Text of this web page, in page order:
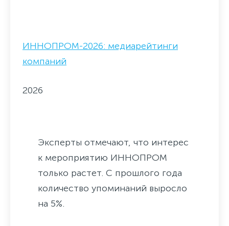
ИННОПРОМ-2026: медиарейтинги
компаний
2026
Эксперты отмечают, что интерес
к мероприятию ИННОПРОМ
только растет. С прошлого года
количество упоминаний выросло
на 5%.